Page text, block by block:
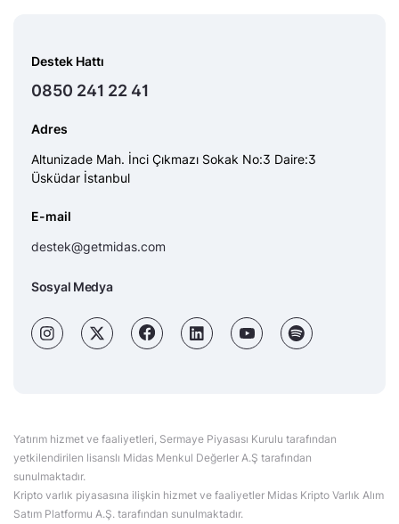
Destek Hattı
0850 241 22 41
Adres
Altunizade Mah. İnci Çıkmazı Sokak No:3 Daire:3
Üsküdar İstanbul
E-mail
destek@getmidas.com
Sosyal Medya
Yatırım hizmet ve faaliyetleri, Sermaye Piyasası Kurulu tarafından
yetkilendirilen lisanslı Midas Menkul Değerler A.Ş tarafından
sunulmaktadır.
Kripto varlık piyasasına ilişkin hizmet ve faaliyetler Midas Kripto Varlık Alım
Satım Platformu A.Ş. tarafından sunulmaktadır.